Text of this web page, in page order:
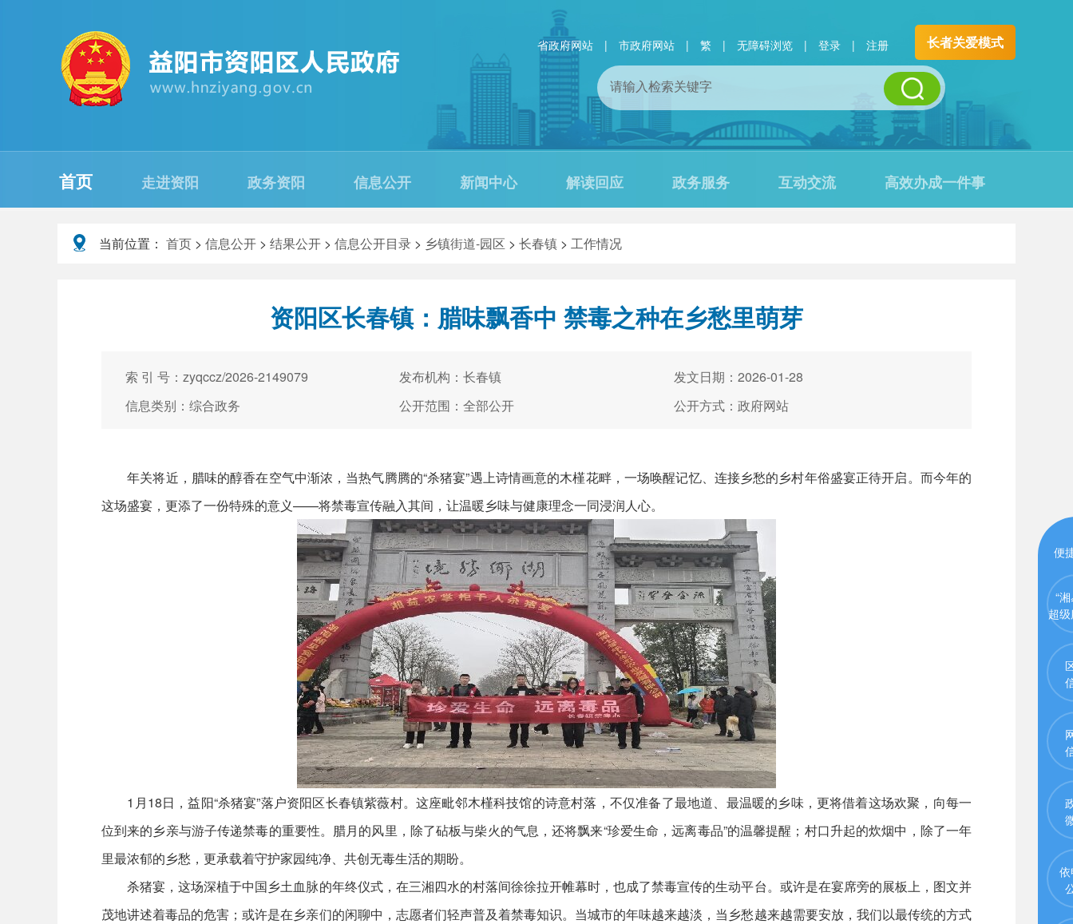
省政府网站 | 市政府网站 | 繁 | 无障碍浏览 | 登录 | 注册 长者关爱模式
首页 走进资阳 政务资阳 信息公开 新闻中心 解读回应 政务服务 互动交流 高效办成一件事
当前位置： 首页 > 信息公开 > 结果公开 > 信息公开目录 > 乡镇街道-园区 > 长春镇 > 工作情况
资阳区长春镇：腊味飘香中 禁毒之种在乡愁里萌芽
索 引 号：zyqccz/2026-2149079 发布机构：长春镇
发文日期：2026-01-28
信息类别：综合政务
公开范围：全部公开 公开方式：政府网站
年关将近，腊味的醇香在空气中渐浓，当热气腾腾的“杀猪宴”遇上诗情画意的木槿花畔，一场唤醒记忆、连接乡愁的乡村年俗盛宴正待开启。而今年的
这场盛宴，更添了一份特殊的意义——将禁毒宣传融入其间，让温暖乡味与健康理念一同浸润人心。
1月18日，益阳“杀猪宴”落户资阳区长春镇紫薇村。这座毗邻木槿科技馆的诗意村落，不仅准备了最地道、最温暖的乡味，更将借着这场欢聚，向每一
位到来的乡亲与游子传递禁毒的重要性。腊月的风里，除了砧板与柴火的气息，还将飘来“珍爱生命，远离毒品”的温馨提醒；村口升起的炊烟中，除了一年
里最浓郁的乡愁，更承载着守护家园纯净、共创无毒生活的期盼。
杀猪宴，这场深植于中国乡土血脉的年终仪式，在三湘四水的村落间徐徐拉开帷幕时，也成了禁毒宣传的生动平台。或许是在宴席旁的展板上，图文并
茂地讲述着毒品的危害；或许是在乡亲们的闲聊中，志愿者们轻声普及着禁毒知识。当城市的年味越来越淡，当乡愁越来越需要安放，我们以最传统的方式
便
“
超